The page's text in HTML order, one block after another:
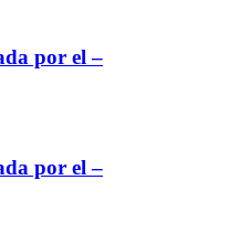
por el –
por el –